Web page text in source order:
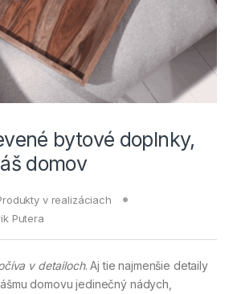
bytové doplnky,
domov
v realizáciach
Putera
v detailoch. Aj tie najmenšie detaily
domovu jedinečný nádych,